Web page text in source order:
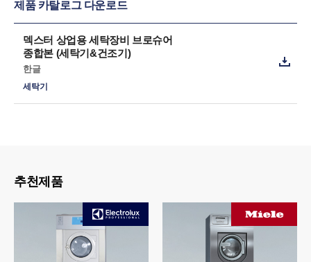
제품 카탈로그 다운로드
덱스터 상업용 세탁장비 브로슈어
종합본 (세탁기&건조기)
한글
세탁기
추천제품